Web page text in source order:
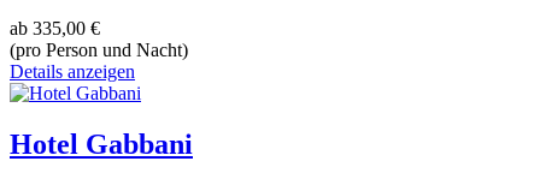
ab 335,00 €
(pro Person und Nacht)
Details anzeigen
Hotel Gabbani